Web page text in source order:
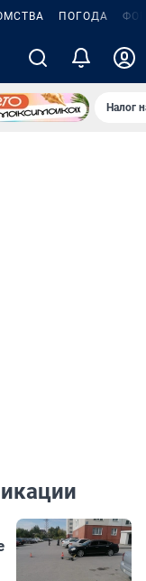
ПОГОДА
Налог